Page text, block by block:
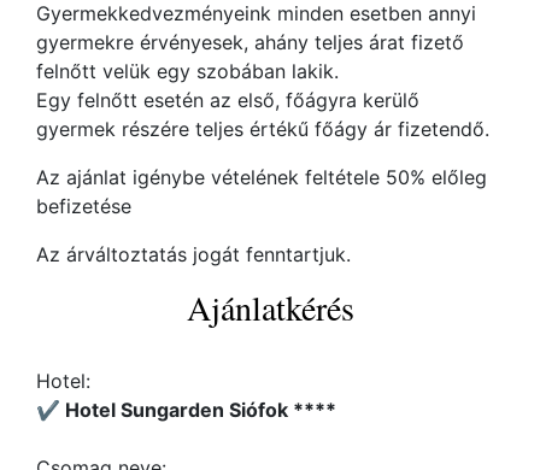
Gyermekkedvezményeink minden esetben annyi
gyermekre érvényesek, ahány teljes árat fizető
felnőtt velük egy szobában lakik.
Egy felnőtt esetén az első, főágyra kerülő
gyermek részére teljes értékű főágy ár fizetendő.
Az ajánlat igénybe vételének feltétele 50% előleg
befizetése
Az árváltoztatás jogát fenntartjuk.
Ajánlatkérés
Hotel:
✔️ Hotel Sungarden Siófok ****